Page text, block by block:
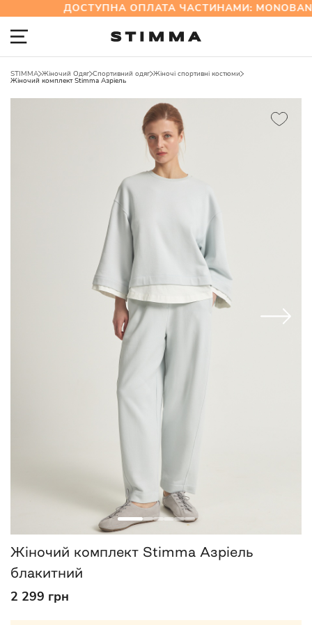
ДОСТУПНА ОПЛАТА ЧАСТИНАМИ:
STIMMA Жіночий Одяг Спортивний одяг Жіночі спортивні костюми
Жіночий комплект Stimma Азріель
Жіночий комплект Stimma Азріель
блакитний
2 299 грн